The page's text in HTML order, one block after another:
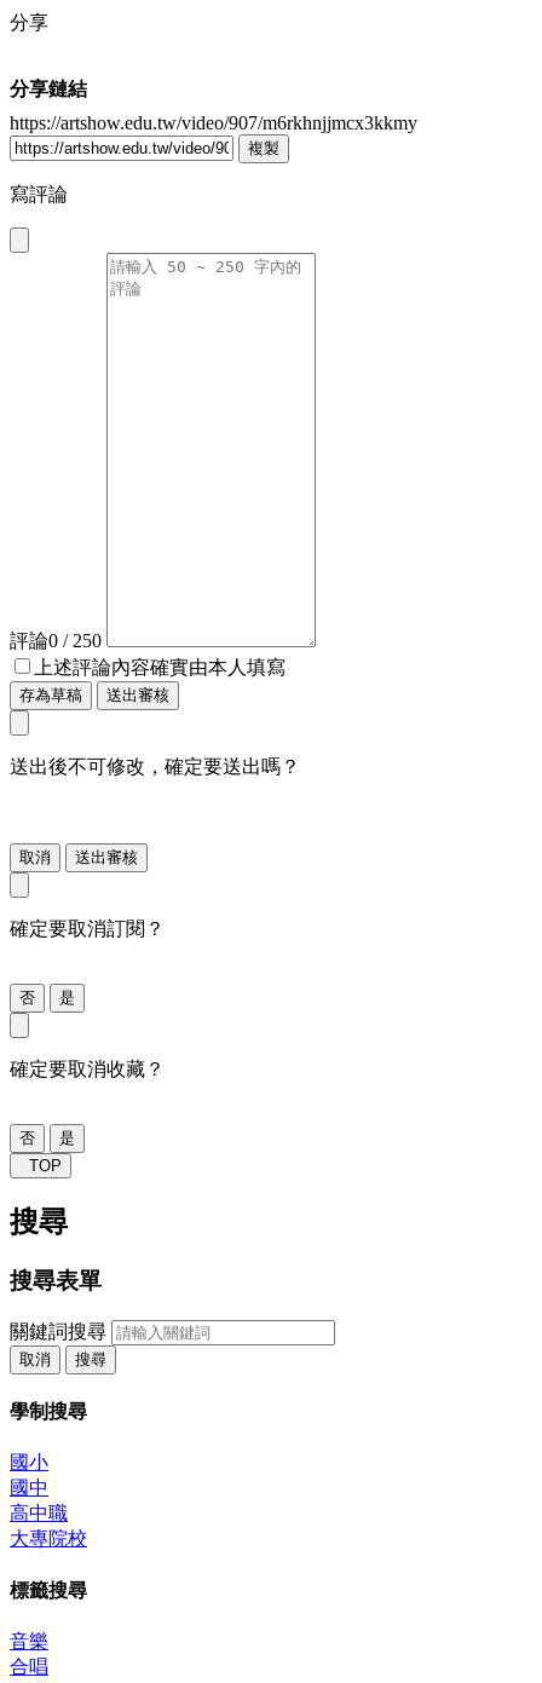
分享
分享鏈結
https://artshow.edu.tw/video/907/m6rkhnjjmcx3kkmy
複製
寫評論
評論0 / 250
上述評論內容確實由本人填寫
存為草稿 送出審核
送出後不可修改，確定要送出嗎？
取消 送出審核
確定要取消訂閱？
否 是
確定要取消收藏？
否
是
TOP
搜尋
搜尋表單
關鍵詞搜尋
取消 搜尋
學制搜尋
國小
國中
高中職
大專院校
標籤搜尋
音樂
合唱